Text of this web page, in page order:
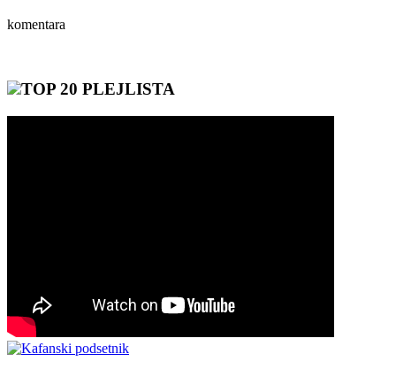
komentara
TOP 20 PLEJLISTA